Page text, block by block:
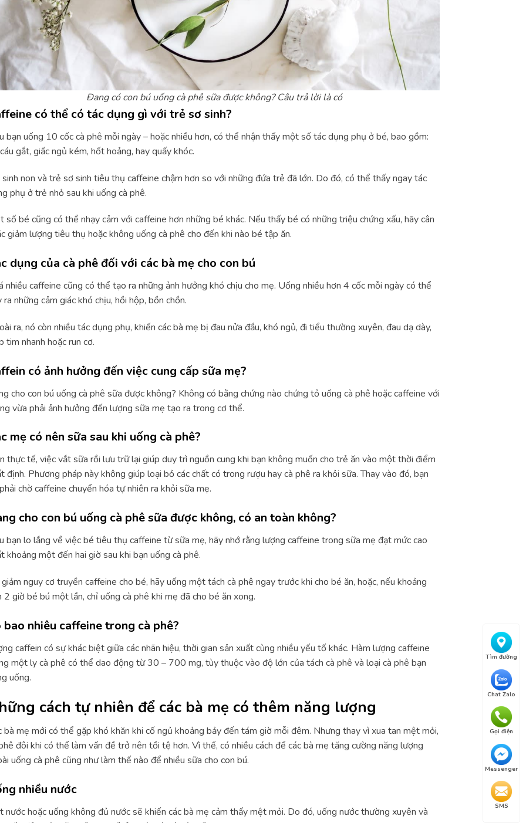
Tìm đường
Chat Zalo
Gọi điện
Messenger
SMS
Đang có con bú uống cà phê sữa được không? Câu trả lời là có
có thể có tác dụng gì với trẻ sơ sinh?
bạn uống 10 cốc cà phê mỗi ngày – hoặc nhiều hơn, có thể nhận thấy một số tác dụng phụ ở bé, bao gồm:
gắt, giấc ngủ kém, hốt hoảng, hay quấy khóc.
sinh non và trẻ sơ sinh tiêu thụ caffeine chậm hơn so với những đứa trẻ đã lớn. Do đó, có thể thấy ngay tác
phụ ở trẻ nhỏ sau khi uống cà phê.
số bé cũng có thể nhạy cảm với caffeine hơn những bé khác. Nếu thấy bé có những triệu chứng xấu, hãy cân
giảm lượng tiêu thụ hoặc không uống cà phê cho đến khi nào bé tập ăn.
dụng của cà phê đối với các bà mẹ cho con bú
nhiều caffeine cũng có thể tạo ra những ảnh hưởng khó chịu cho mẹ. Uống nhiều hơn 4 cốc mỗi ngày có thể
ra những cảm giác khó chịu, hồi hộp, bồn chồn.
ra, nó còn nhiều tác dụng phụ, khiến các bà mẹ bị đau nửa đầu, khó ngủ, đi tiểu thường xuyên, đau dạ dày,
tim nhanh hoặc run cơ.
có ảnh hưởng đến việc cung cấp sữa mẹ?
cho con bú uống cà phê sữa được không? Không có bằng chứng nào chứng tỏ uống cà phê hoặc caffeine với
vừa phải ảnh hưởng đến lượng sữa mẹ tạo ra trong cơ thể.
mẹ có nên sữa sau khi uống cà phê?
thực tế, việc vắt sữa rồi lưu trữ lại giúp duy trì nguồn cung khi bạn không muốn cho trẻ ăn vào một thời điểm
định. Phương pháp này không giúp loại bỏ các chất có trong rượu hay cà phê ra khỏi sữa. Thay vào đó, bạn
chờ caffeine chuyển hóa tự nhiên ra khỏi sữa mẹ.
cho con bú uống cà phê sữa được không, có an toàn không?
bạn lo lắng về việc bé tiêu thụ caffeine từ sữa mẹ, hãy nhớ rằng lượng caffeine trong sữa mẹ đạt mức cao
khoảng một đến hai giờ sau khi bạn uống cà phê.
nguy cơ truyền caffeine cho bé, hãy uống một tách cà phê ngay trước khi cho bé ăn, hoặc, nếu khoảng
2 giờ bé bú một lần, chỉ uống cà phê khi mẹ đã cho bé ăn xong.
bao nhiêu caffeine trong cà phê?
caffein có sự khác biệt giữa các nhãn hiệu, thời gian sản xuất cùng nhiều yếu tố khác. Hàm lượng caffeine
một ly cà phê có thể dao động từ 30 – 700 mg, tùy thuộc vào độ lớn của tách cà phê và loại cà phê bạn
uống.
cách tự nhiên để các bà mẹ có thêm năng lượng
bà mẹ mới có thể gặp khó khăn khi cố ngủ khoảng bảy đến tám giờ mỗi đêm. Nhưng thay vì xua tan mệt mỏi,
đôi khi có thể làm vấn đề trở nên tồi tệ hơn. Vì thế, có nhiều cách để các bà mẹ tăng cường năng lượng
uống cà phê cũng như làm thế nào để nhiều sữa cho con bú.
nhiều nước
nước hoặc uống không đủ nước sẽ khiến các bà mẹ cảm thấy mệt mỏi. Do đó, uống nước thường xuyên và